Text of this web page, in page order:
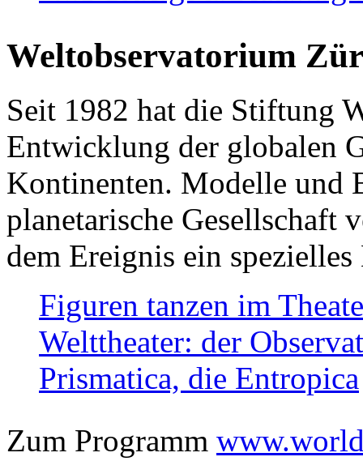
Weltobservatorium
Seit 1982 hat die Stiftung
Entwicklung der globalen
Kontinenten. Modelle und
planetarische Gesellschaft
dem Ereignis ein
Figuren tanzen im
Welttheater: der
Prismatica, die Entropica
Zum Programm